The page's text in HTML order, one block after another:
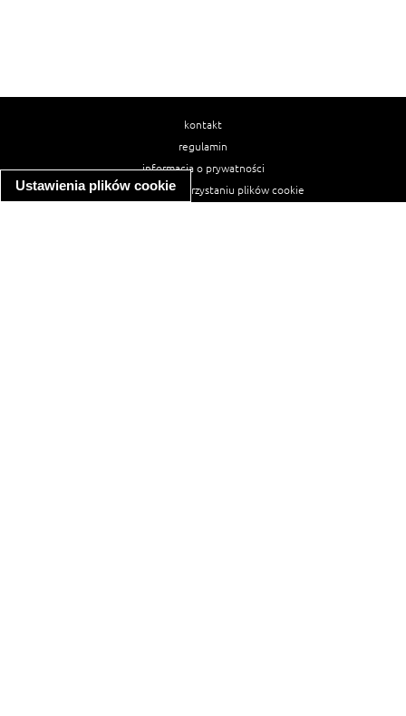
Ustawienia plików cookie
kontakt
regulamin
informacja o prywatności
informacja o wykorzystaniu plików cookie